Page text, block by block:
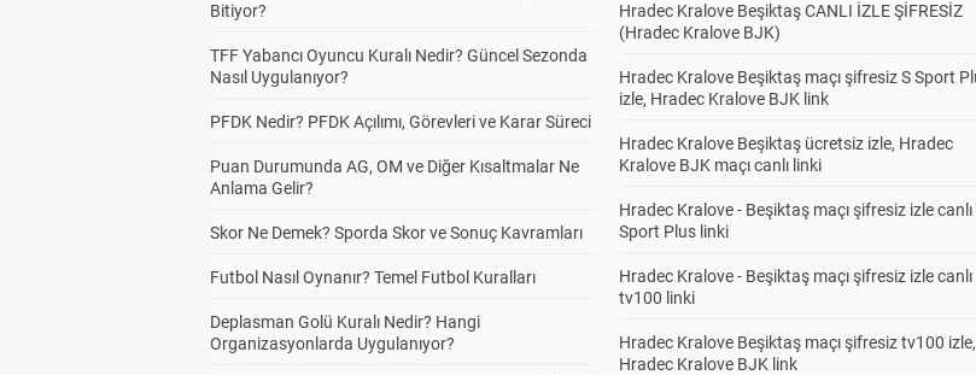
Bitiyor?
TFF Yabancı Oyuncu Kuralı Nedir? Güncel Sezonda
Nasıl Uygulanıyor?
PFDK Nedir? PFDK Açılımı, Görevleri ve Karar Süreci
Puan Durumunda AG, OM ve Diğer Kısaltmalar Ne
Anlama Gelir?
Skor Ne Demek? Sporda Skor ve Sonuç Kavramları
Futbol Nasıl Oynanır? Temel Futbol Kuralları
Deplasman Golü Kuralı Nedir? Hangi
Organizasyonlarda Uygulanıyor?
Hradec Kralove Beşiktaş CANLI İZLE ŞİFRESİZ
(Hradec Kralove BJK)
Hradec Kralove Beşiktaş maçı şifresiz S Sport
izle, Hradec Kralove BJK link
Hradec Kralove Beşiktaş ücretsiz izle, Hradec
Kralove BJK maçı canlı linki
Hradec Kralove - Beşiktaş maçı şifresiz izle canlı
Sport Plus linki
Hradec Kralove - Beşiktaş maçı şifresiz izle canlı
tv100 linki
Hradec Kralove Beşiktaş maçı şifresiz tv100 izle,
Hradec Kralove BJK link